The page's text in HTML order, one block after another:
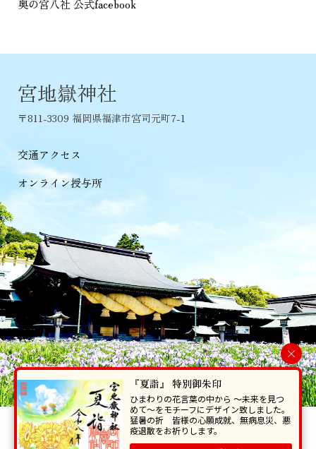
奥の宮八社 公式facebook
宮地嶽神社
〒811-3309 福岡県福津市宮司元町7-1
交通アクセス
オンライン授与所
当ホームページで掲載の写真・イラスト等を無断で転写･複製することを
禁じます。
×
『夏詣』 特別御朱印
ひまわりの花言葉の中から 〜未来を見つ
めて〜をモチーフにデザイン致しました。
猛暑の折 皆様の心願成就、無病息災、悪
疫退散をお祈りします。